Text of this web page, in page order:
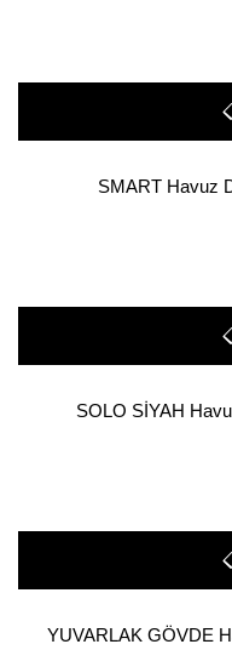
SMART Havuz
SOLO SİYAH
YUVARLAK GÖVDE